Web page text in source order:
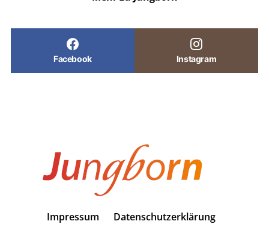
Facebook Instagram
Impressum
Datenschutzerklärung